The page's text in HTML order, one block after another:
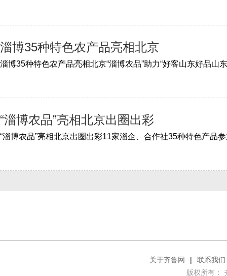
淄博35种特色农产品亮相北京
“淄博农品”亮相北京出圈出彩
“淄博农品”亮相北京出圈出彩11家淄企、合作社35种特色产品
关于齐鲁网 |
联系我们
版权所有：